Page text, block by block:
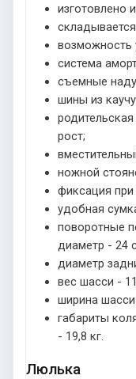
изготовлено
возможность
система
съемные
шины из
рост;
ножной
фиксация
удобная
поворотные
диаметр - 24
диаметр
вес шасси -
ширина
габариты
- 19,8 кг.
Люлька